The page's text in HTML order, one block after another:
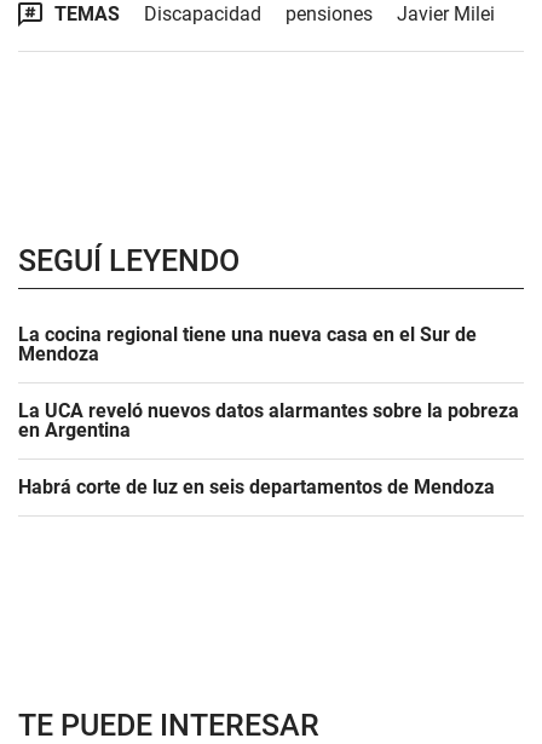
TEMAS Discapacidad pensiones Javier Milei
SEGUÍ LEYENDO
La cocina regional tiene una nueva casa en el Sur de
Mendoza
La UCA reveló nuevos datos alarmantes sobre la pobreza
en Argentina
Habrá corte de luz en seis departamentos de Mendoza
TE PUEDE INTERESAR